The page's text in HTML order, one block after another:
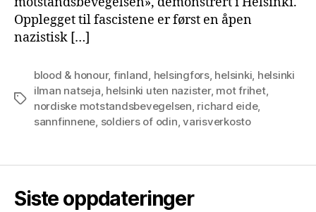
Opplegget til fascistene er først en åpen
nazistisk […]
Tags
blood & honour, finland, helsingfors, helsinki, helsinki
ilman natseja, helsinki uten nazister, mot frihet,
nordiske motstandsbevegelsen, richard eide,
sannfinnene, soldiers of odin,varisverkosto
Siste oppdateringer